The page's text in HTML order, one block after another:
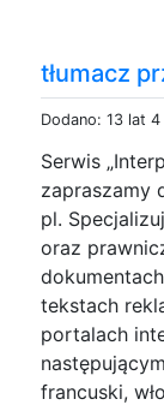
tłumacz
Dodano: 13 lat
Serwis
zapraszamy
pl.
oraz
tekstach
portalach
francuski,